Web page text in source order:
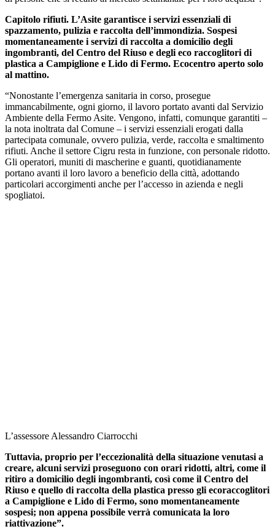
Capitolo rifiuti. L’Asite garantisce i servizi essenziali di
spazzamento, pulizia e raccolta dell’immondizia. Sospesi
momentaneamente i servizi di raccolta a domicilio degli
ingombranti, del Centro del Riuso e degli eco raccoglitori di
plastica a Campiglione e Lido di Fermo. Ecocentro aperto solo
al mattino.
“Nonostante l’emergenza sanitaria in corso, prosegue
immancabilmente, ogni giorno, il lavoro portato avanti dal Servizio
Ambiente della Fermo Asite. Vengono, infatti, comunque garantiti –
la nota inoltrata dal Comune – i servizi essenziali erogati dalla
partecipata comunale, ovvero pulizia, verde, raccolta e smaltimento
rifiuti. Anche il settore Cigru resta in funzione, con personale ridotto.
Gli operatori, muniti di mascherine e guanti, quotidianamente
portano avanti il loro lavoro a beneficio della città, adottando
particolari accorgimenti anche per l’accesso in azienda e negli
spogliatoi.
L’assessore Alessandro Ciarrocchi
Tuttavia, proprio per l’eccezionalità della situazione venutasi a
creare, alcuni servizi proseguono con orari ridotti, altri, come il
ritiro a domicilio degli ingombranti, così come il Centro del
Riuso e quello di raccolta della plastica presso gli ecoraccoglitori
a Campiglione e Lido di Fermo, sono momentaneamente
sospesi; non appena possibile verrà comunicata la loro
riattivazione”.